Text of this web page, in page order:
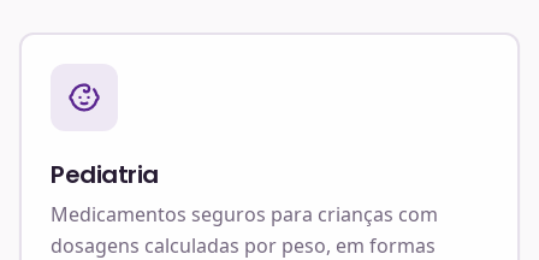
Pediatria
Medicamentos seguros para crianças com
dosagens calculadas por peso, em formas